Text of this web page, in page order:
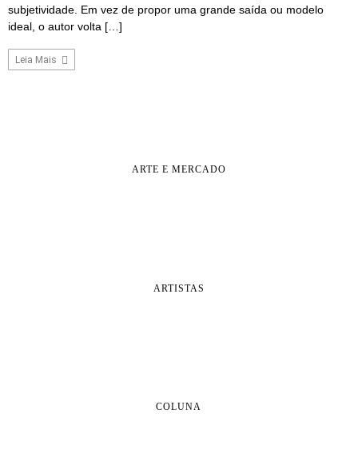
subjetividade. Em vez de propor uma grande saída ou modelo
ideal, o autor volta […]
Leia Mais
ARTE E MERCADO
ARTISTAS
COLUNA